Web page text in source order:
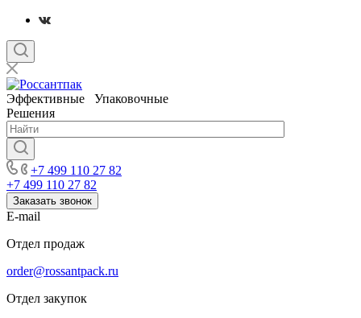
Эффективные Упаковочные
Решения
+7 499 110 27 82
+7 499 110 27 82
Заказать звонок
E-mail
Отдел продаж
order@rossantpack.ru
Отдел закупок